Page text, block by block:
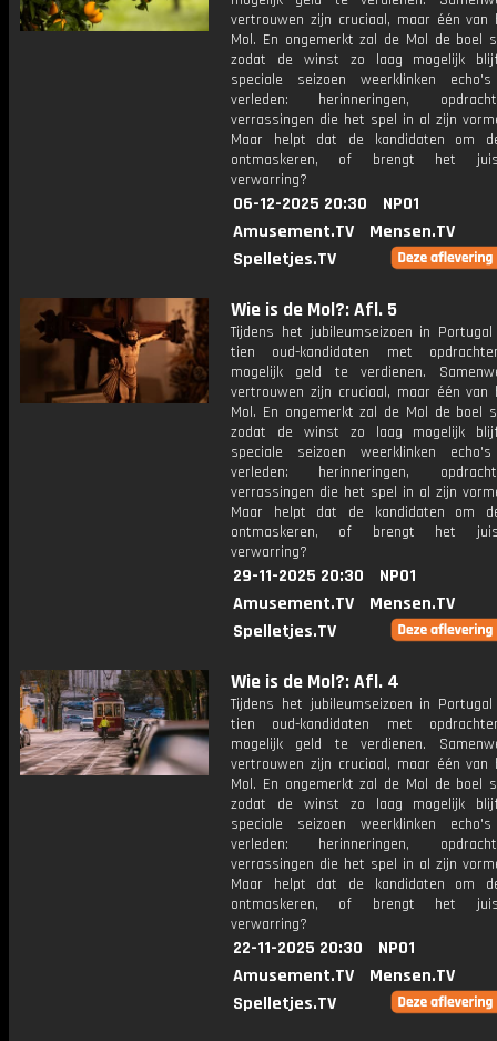
vertrouwen zijn cruciaal, maar één van
Mol. En ongemerkt zal de Mol de boel
zodat de winst zo laag mogelijk
speciale seizoen weerklinken
verleden: herinneringen,
verrassingen die het spel in al zijn
Maar helpt dat de kandidaten om
ontmaskeren, of brengt het
verwarring?
06-12-2025 20:30
NPO1
Amusement.TV
Mensen.TV
Spelletjes.TV
Wie is de Mol?: Afl. 5
Tijdens het jubileumseizoen in
tien oud-kandidaten met
mogelijk geld te verdienen.
vertrouwen zijn cruciaal, maar één van
Mol. En ongemerkt zal de Mol de boel
zodat de winst zo laag mogelijk
speciale seizoen weerklinken
verleden: herinneringen,
verrassingen die het spel in al zijn
Maar helpt dat de kandidaten om
ontmaskeren, of brengt het
verwarring?
29-11-2025 20:30
NPO1
Amusement.TV
Mensen.TV
Spelletjes.TV
Wie is de Mol?: Afl. 4
Tijdens het jubileumseizoen in
tien oud-kandidaten met
mogelijk geld te verdienen.
vertrouwen zijn cruciaal, maar één van
Mol. En ongemerkt zal de Mol de boel
zodat de winst zo laag mogelijk
speciale seizoen weerklinken
verleden: herinneringen,
verrassingen die het spel in al zijn
Maar helpt dat de kandidaten om
ontmaskeren, of brengt het
verwarring?
22-11-2025 20:30
NPO1
Amusement.TV
Mensen.TV
Spelletjes.TV